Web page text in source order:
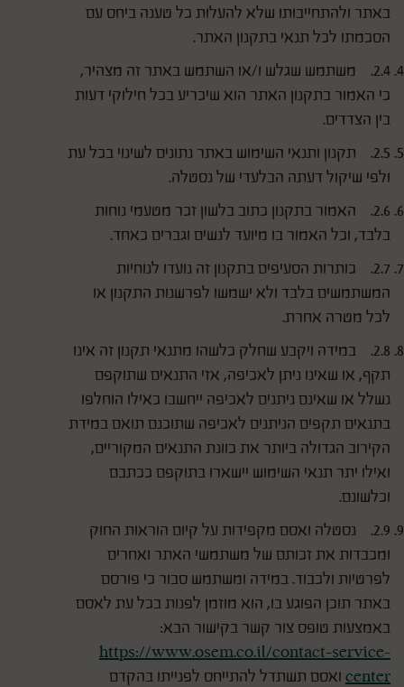
באתר ולהתחייבותו שלא להעלות כל טענה ביחס עם
הסכמתו לכל תנאי בתקנון האתר.
2.4. משתמש שגלש ו/או השתמש באתר זה מצהיר,
כי האמור בתקנון האתר הוא שיכריע בכל חילוקי דעות
בין הצדדים.
2.5. תקנון ותנאי השימוש באתר נתונים לשינוי בכל עת
ולפי שיקול דעתה הבלעדי של נסטלה.
2.6. האמור בתקנון כתוב בלשון זכר מטעמי נוחות
בלבד, וכל האמור בו מיועד לנשים וגברים כאחד.
2.7. כותרות הסעיפים בתקנון זה נועדו לנוחיות
המשתמשים בלבד ולא ישמשו לפרשנות התקנון או
לכל מטרה אחרת.
2.8. במידה ויקבע שחלק כלשהו מתנאי תקנון זה אינו
תקף, או שאינו ניתן לאכיפה, אזי התנאים שתוקפם
נשלל או שאינם ניתנים לאכיפה ייחשבו כאילו הוחלפו
בתנאים תקפים הניתנים לאכיפה שתוכנם תואם במידת
הקירוב הגדולה ביותר את כוונת התנאים המקוריים,
ואילו יתר תנאי השימוש יישארו בתוקפם ככתבם
וכלשונם.
2.9. נסטלה ואסם מקפידות על קיום הוראות החוק
ומכבדות את זכותם של משתמשי האתר ואחרים
לפרטיות ולכבוד. במידה ומשתמש סבור כי פורסם
באתר תוכן הפוגע בו, הוא מוזמן לפנות בכל עת לאסם
באמצעות טופס צור קשר בקישור הבא:
https://www.osem.co.il/contact-service-
center ואסם תשתדל להתייחס לפנייתו בהקדם